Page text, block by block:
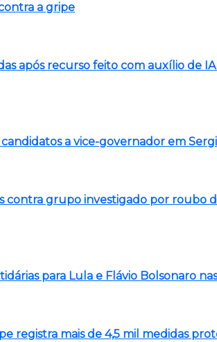
a gripe
após recurso feito com auxílio de
candidatos a vice-governador em
contra grupo investigado por roubo
para Lula e Flávio Bolsonaro
registra mais de 4,5 mil medidas